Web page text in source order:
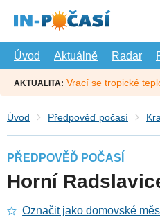
hlavní
Úvod
Aktuálně Radar
AKTUALITA: Vrací se tropické
Úvod Předpověď počasí
PŘEDPOVĚĎ POČASÍ
Horní
Označit jako domovské